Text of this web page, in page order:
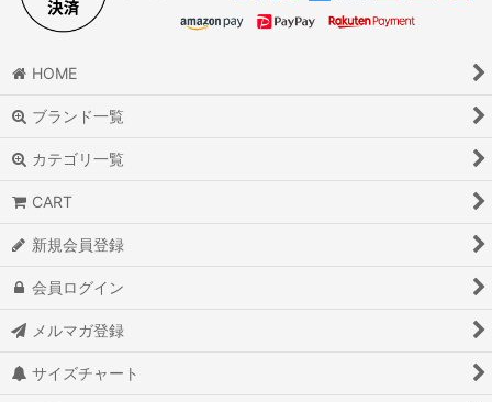
HOME
ブランド一覧
カテゴリ一覧
CART
新規会員登録
会員ログイン
メルマガ登録
サイズチャート